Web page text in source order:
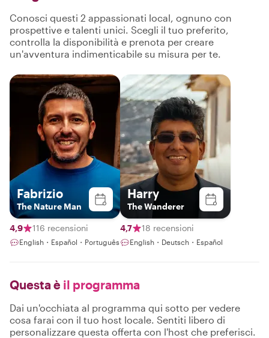
Conosci questi 2 appassionati local, ognuno con
prospettive e talenti unici. Scegli il tuo preferito,
controlla la disponibilità e prenota per creare
un'avventura indimenticabile su misura per te.
Fabrizio
The Nature Man
4,9 116 recensioni
English・Español・Português
Harry
The Wanderer
4,7 18 recensioni
English・Deutsch・Español
Questa è il programma
Dai un'occhiata al programma qui sotto per vedere
cosa farai con il tuo host locale. Sentiti libero di
personalizzare questa offerta con l'host che preferisci.